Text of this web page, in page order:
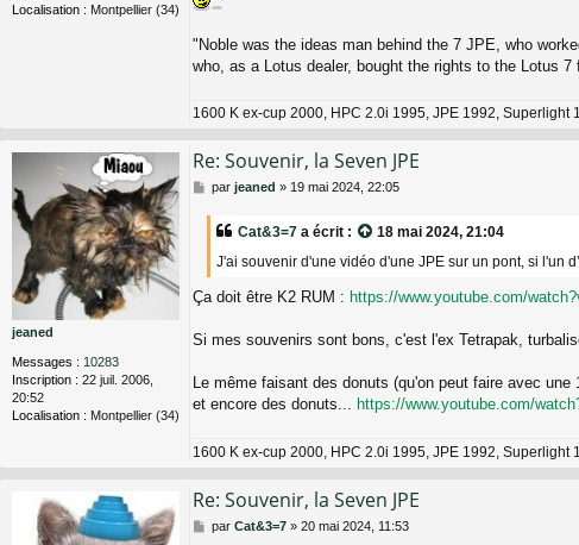
Localisation : Montpellier (34)
"Noble was the ideas man behind the 7 JPE, who
who, as a Lotus dealer, bought the rights to the Lotus 7
1600 K ex-cup 2000, HPC 2.0i 1995, JPE 1992,
jeaned
Messages : 10283
Inscription : 22 juil. 2006,
20:52
Localisation : Montpellier (34)
Re: Souvenir, la Seven JPE
M
g
e
par jeaned » 19 mai 2024, 22:05
Cat&3=7 a écrit :
18 mai 2024, 21:04
J'ai souvenir d'une vidéo d'une JPE sur un pont, si l'un
Ça doit être K2 RUM : https://www.youtube.com/
Si mes souvenirs sont bons, c'est l'ex Tetrapak,
Le même faisant des donuts (qu'on peut faire avec une
et encore des donuts... https://www.youtube.com/
1600 K ex-cup 2000, HPC 2.0i 1995, JPE 1992,
Re: Souvenir, la Seven JPE
M
par Cat&3=7» 20 mai 2024, 11:53